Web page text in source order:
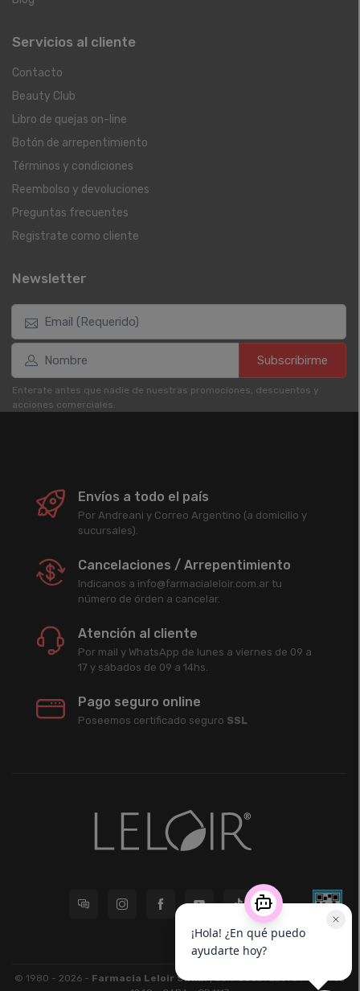
Servicios al cliente
Contacto
Beauty Club
Libro de quejas on-line
Botón de arrepentimiento
Términos y condiciones
Reembolso y devoluciones
Preguntas frecuentes
Registrate como cliente
Newsletter
Subscribirme
Enterate antes que nadie de nuestras promociones, descuentos y
acciones comerciales.
Envíos a todo el país
Por Andreani y Correo Argentino (a domicilio y
sucursales).
Cancelaciones / Arrepentimiento
Indicanos a info@farmacialeloir.com.ar tu
número de órden a cancelar.
Atención al cliente
Por mail y WhatsApp de lunes a viernes de 09 a
17 y sábados de 09 a 14hs.
Pago seguro online
Poseemos certificado seguro SSL
© 1980 - 2026 - Farmacia Leloir S.R.L.| CUIT 33609220789 - Larrea